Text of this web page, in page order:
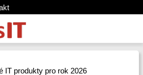
IT produkty pro rok 2026